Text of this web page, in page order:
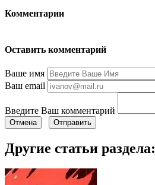
Комментарии
Оставить комментарий
Ваше имя
Ваш email
Введите Ваш комментарий
Отмена Отправить
Другие статьи раздела: